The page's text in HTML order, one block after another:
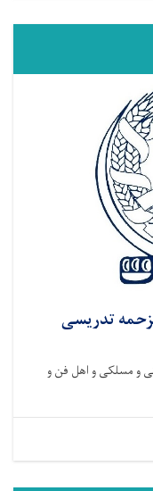
تدریسی
و مسلکی و اهل فن و